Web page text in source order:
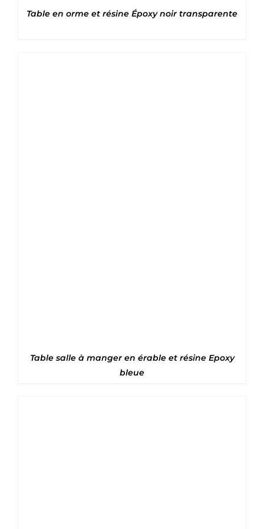
Table en orme et résine Époxy noir transparente
Table salle à manger en érable et résine Epoxy
bleue